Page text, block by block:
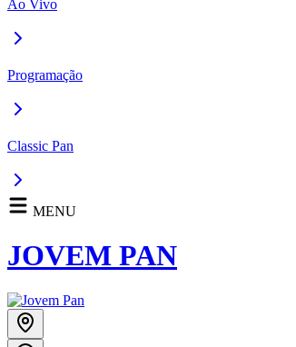
Ao Vivo
Programação
Classic Pan
MENU
JOVEM PAN